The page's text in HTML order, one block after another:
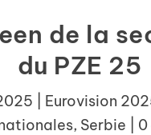
de la
du PZE 25
Eurovision
, Serbie 0